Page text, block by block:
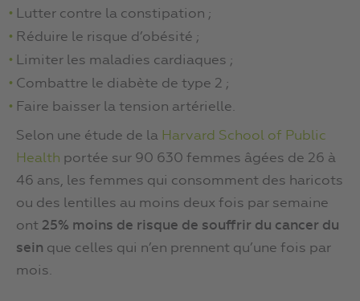
Lutter contre la constipation ;
Réduire le risque d’obésité ;
Limiter les maladies cardiaques ;
Combattre le diabète de type 2 ;
Faire baisser la tension artérielle.
Selon une étude de la Harvard School of Public
Health portée sur 90 630 femmes âgées de 26 à
46 ans, les femmes qui consomment des haricots
ou des lentilles au moins deux fois par semaine
ont 25% moins de risque de souffrir du cancer du
sein que celles qui n’en prennent qu’une fois par
mois.